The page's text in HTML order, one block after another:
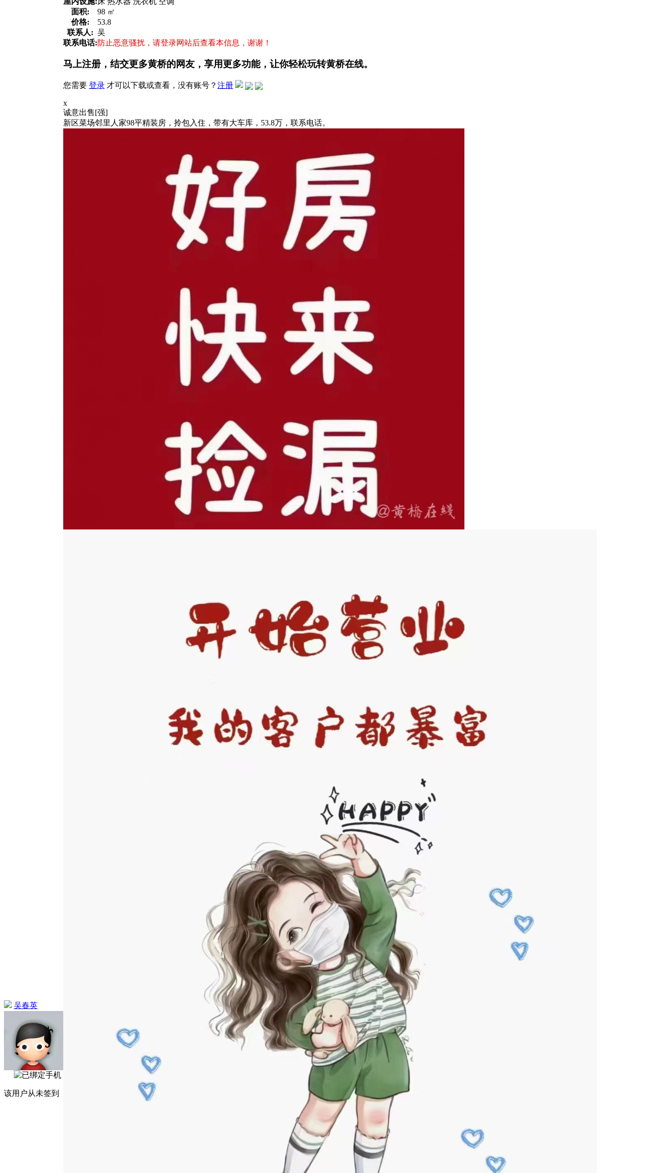
吴春英
该用户从未签到
面积:
98 ㎡
价格:
53.8
联系人: 吴
联系电话: 防止恶意骚扰，请登录网站后查看本信息，谢谢！
马上注册，结交更多黄桥的网友，享用更多功能，让你轻松玩转黄桥在线。
您需要 登录 才可以下载或查看，没有账号？ 注册
x
诚意出售[强]
新区菜场邻里人家98平精装房，拎包入住，带有大车库，53.8万，联系电话。